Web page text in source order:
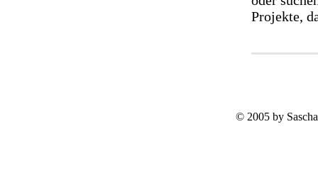
Projekte,
© 2005 by